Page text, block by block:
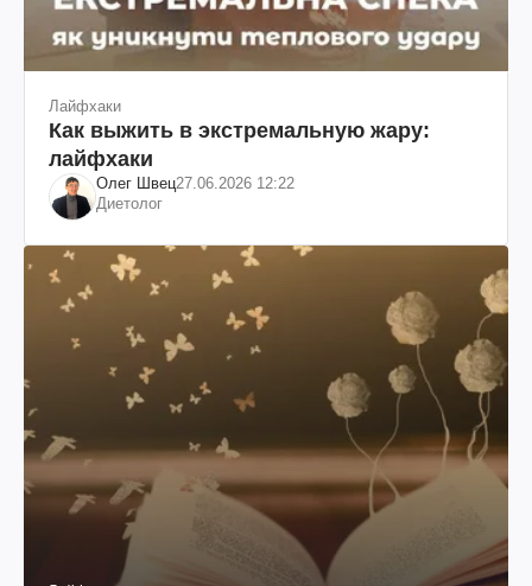
Лайфхаки
Как выжить в экстремальную жару:
лайфхаки
Олег Швец27.06.2026 12:22
Диетолог